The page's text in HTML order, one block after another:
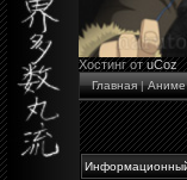
Хостинг отuCoz
Главная|Аниме